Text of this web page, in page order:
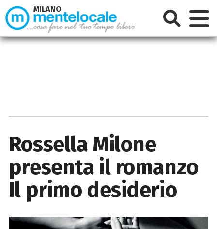
Rossella Milone
presenta il romanzo
Il primo desiderio
MILANO